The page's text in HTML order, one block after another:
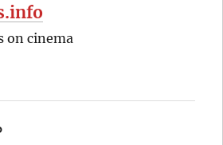
on cinema